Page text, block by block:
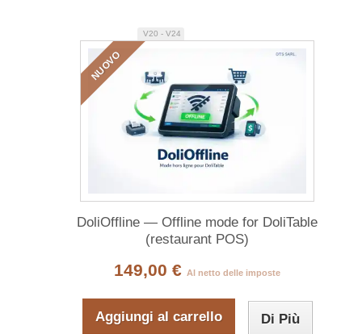
NUOVO
V20 - V24
DoliOffline — Offline mode for DoliTable
(restaurant POS)
149,00 € Al netto delle imposte
Aggiungi al carrello Di Più